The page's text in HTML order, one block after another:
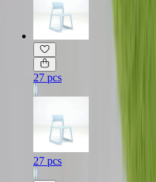
27 pcs
27 pcs